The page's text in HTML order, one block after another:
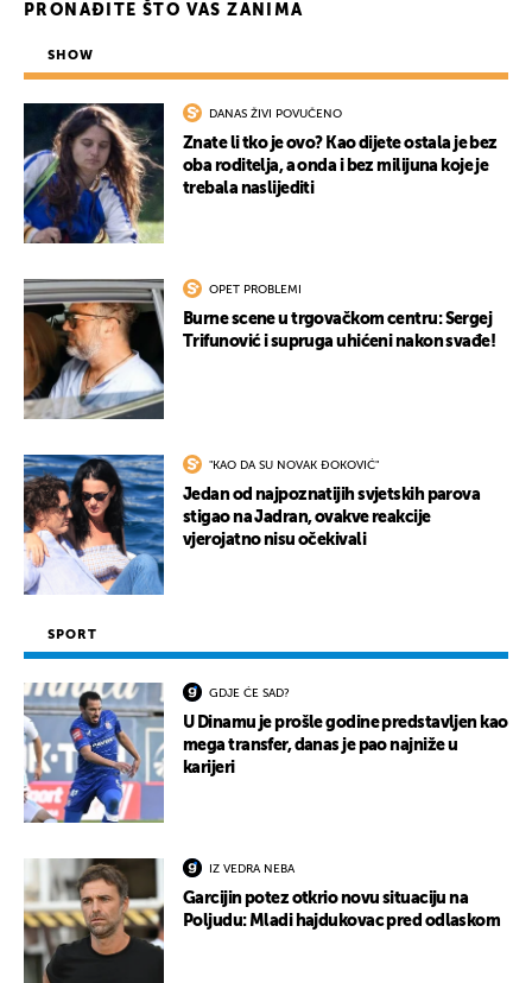
PRONAĐITE ŠTO VAS ZANIMA
SHOW
DANAS ŽIVI POVUČENO
Znate li tko je ovo? Kao dijete ostala je bez
oba roditelja, a onda i bez milijuna koje je
trebala naslijediti
OPET PROBLEMI
Burne scene u trgovačkom centru: Sergej
Trifunović i supruga uhićeni nakon svađe!
"KAO DA SU NOVAK ĐOKOVIĆ"
Jedan od najpoznatijih svjetskih parova
stigao na Jadran, ovakve reakcije
vjerojatno nisu očekivali
SPORT
GDJE ĆE SAD?
U Dinamu je prošle godine predstavljen kao
mega transfer, danas je pao najniže u
karijeri
IZ VEDRA NEBA
Garcijin potez otkrio novu situaciju na
Poljudu: Mladi hajdukovac pred odlaskom